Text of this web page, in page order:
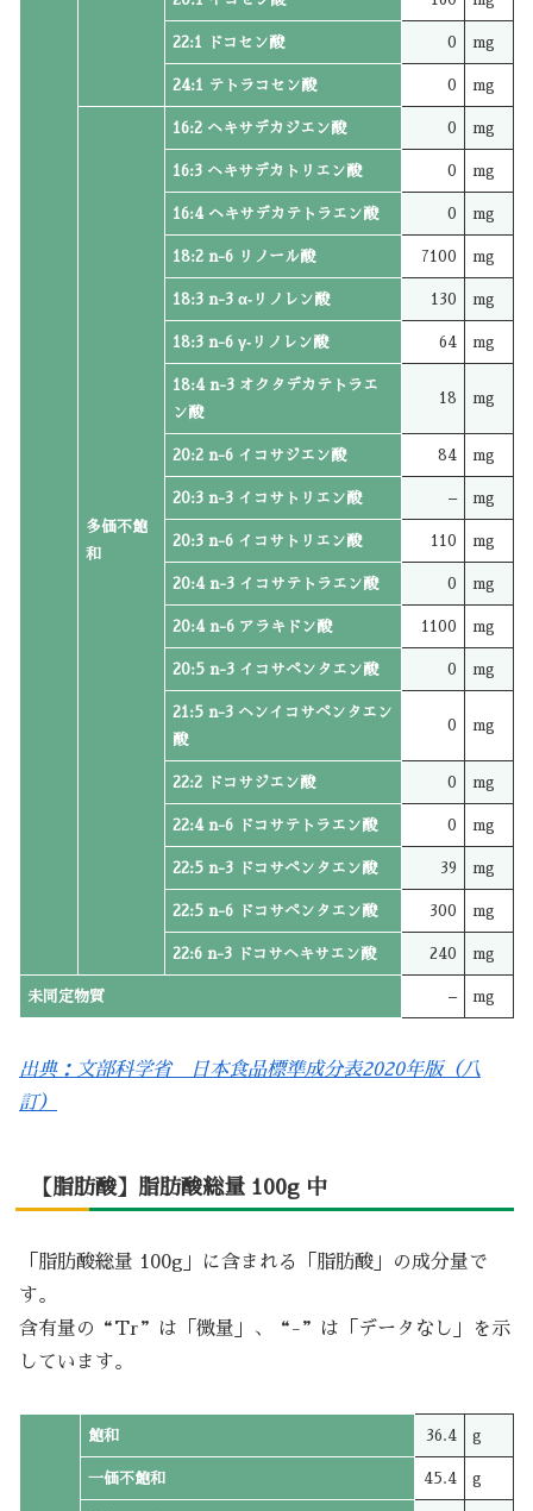
22:1 ドコセン酸 0 mg
24:1 テトラコセン酸 0 mg
多価不飽
和
16:2 ヘキサデカジエン酸 0 mg
16:3 ヘキサデカトリエン酸 0 mg
16:4 ヘキサデカテトラエン酸 0 mg
18:2 n-6 リノール酸 7100 mg
18:3 n-3 α‐リノレン酸 130 mg
18:3 n-6 γ‐リノレン酸 64 mg
18:4 n-3 オクタデカテトラエ
ン酸
18 mg
20:2 n-6 イコサジエン酸 84 mg
20:3 n-3 イコサトリエン酸 – mg
20:3 n-6 イコサトリエン酸 110 mg
20:4 n-3 イコサテトラエン酸 0 mg
20:4 n-6 アラキドン酸 1100 mg
20:5 n-3 イコサペンタエン酸 0 mg
21:5 n-3 ヘンイコサペンタエン
酸
0 mg
22:2 ドコサジエン酸 0 mg
22:4 n-6 ドコサテトラエン酸 0 mg
22:5 n-3 ドコサペンタエン酸 39 mg
22:5 n-6 ドコサペンタエン酸 300 mg
22:6 n-3 ドコサヘキサエン酸 240 mg
未同定物質 – mg
出典：文部科学省 日本食品標準成分表2020年版（八
訂）
【脂肪酸】脂肪酸総量 100g 中
「脂肪酸総量 100g」に含まれる「脂肪酸」の成分量で
す。
含有量の“Tr”は「微量」、“-”は「データなし」を示
しています。
飽和 36.4 g
一価不飽和 45.4 g